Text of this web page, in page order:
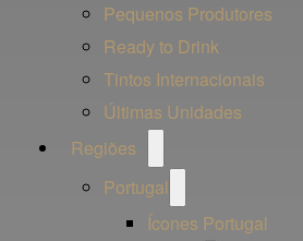
Pequenos Produtores
Ready to Drink
Tintos Internacionais
Últimas Unidades
Regiões
menu
Portugal
menu
Ícones Portugal